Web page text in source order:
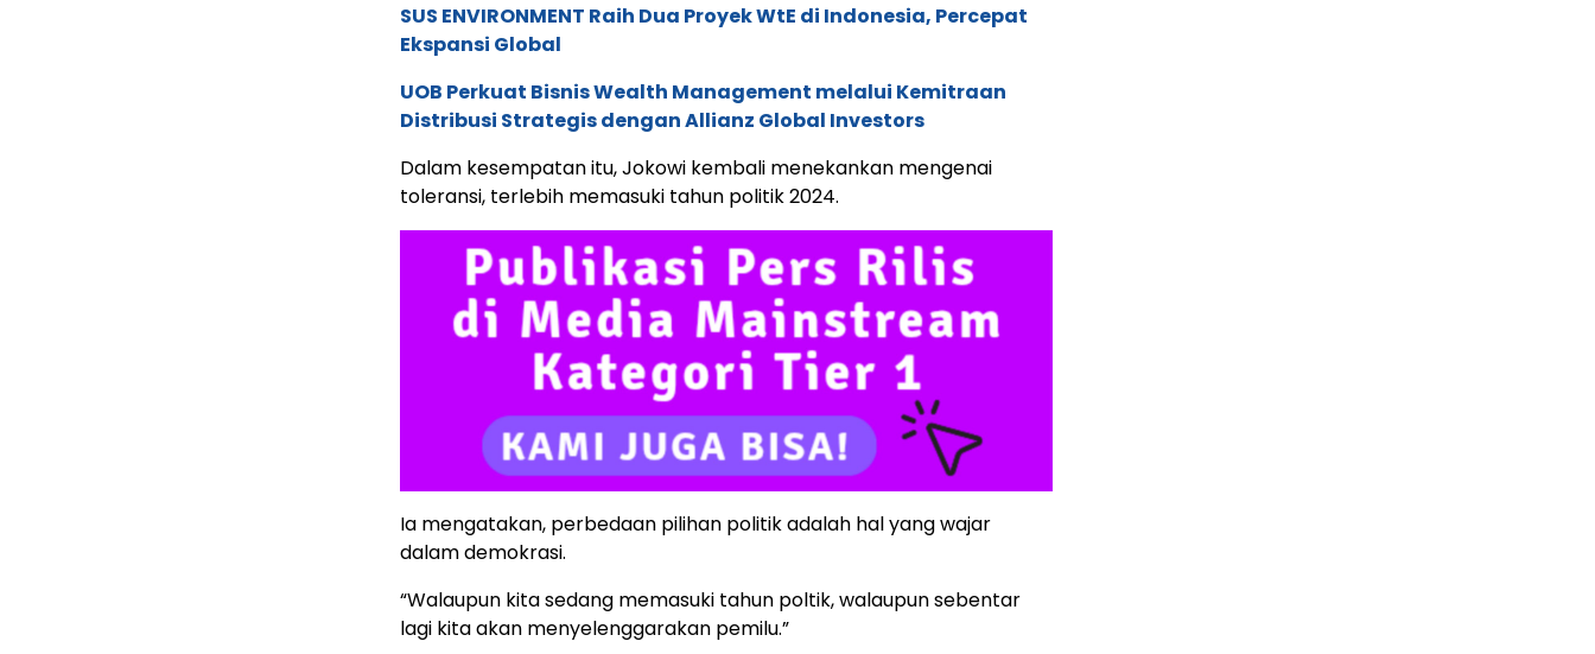
SUS ENVIRONMENT Raih Dua Proyek WtE di Indonesia, Percepat
Ekspansi Global
UOB Perkuat Bisnis Wealth Management melalui Kemitraan
Distribusi Strategis dengan Allianz Global Investors
Dalam kesempatan itu, Jokowi kembali menekankan mengenai
toleransi, terlebih memasuki tahun politik 2024.
Ia mengatakan, perbedaan pilihan politik adalah hal yang wajar
dalam demokrasi.
“Walaupun kita sedang memasuki tahun poltik, walaupun sebentar
lagi kita akan menyelenggarakan pemilu.”